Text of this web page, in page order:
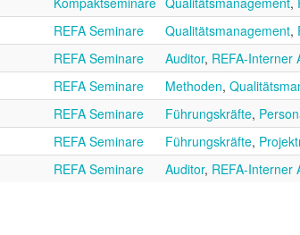
REFA Seminare Qualitätsmanagement,
REFA Seminare Auditor, REFA-Interner
REFA Seminare Methoden,
REFA Seminare Führungskräfte,
REFA Seminare Führungskräfte,
REFA Seminare Auditor, REFA-Interner